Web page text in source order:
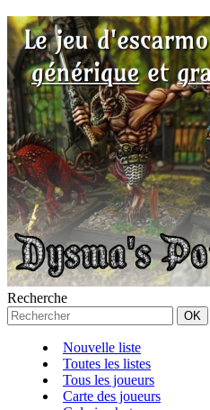
Recherche
Nouvelle liste
Toutes les listes
Tous les joueurs
Carte des joueurs